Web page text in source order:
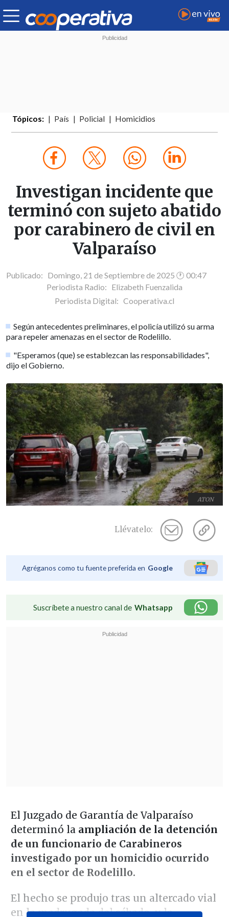
Tópicos: País Policial Homicidios
Investigan incidente que
terminó con sujeto abatido
por carabinero de civil en
Valparaíso
Publicado: Domingo, 21 de Septiembre de 2025 🕐 00:47
Periodista Radio: Elizabeth Fuenzalida
Periodista Digital: Cooperativa.cl
Según antecedentes preliminares, el policía utilizó su arma
para repeler amenazas en el sector de Rodelillo.
"Esperamos (que) se establezcan las responsabilidades",
dijo el Gobierno.
ATON
Llévatelo:
Agréganos como tu fuente preferida en Google
Suscríbete a nuestro canal de Whatsapp
El Juzgado de Garantía de Valparaíso
determinó la ampliación de la detención
de un funcionario de Carabineros
investigado por un homicidio ocurrido
en el sector de Rodelillo.
El hecho se produjo tras un altercado vial
en la madrugada del sábado, y la